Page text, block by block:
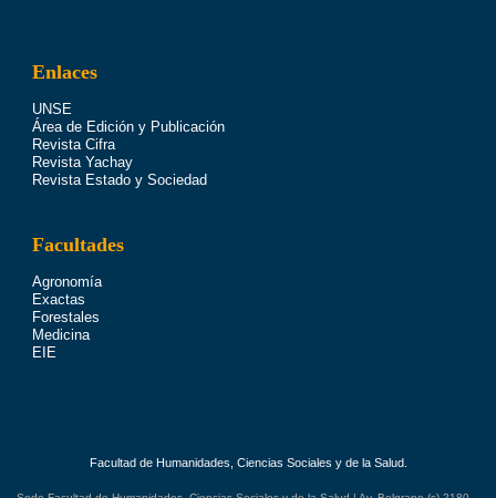
Enlaces
UNSE
Área de Edición y Publicación
Revista Cifra
Revista Yachay
Revista Estado y Sociedad
Facultades
Agronomía
Exactas
Forestales
Medicina
EIE
Facultad de Humanidades, Ciencias Sociales y de la Salud.